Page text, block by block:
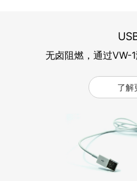
无卤阻燃，通过
了解